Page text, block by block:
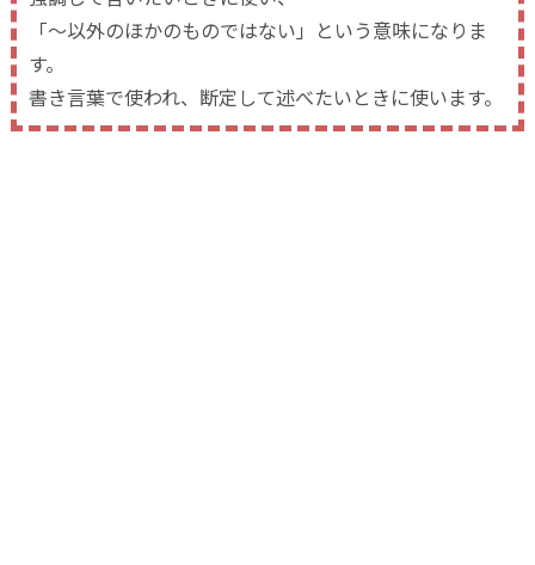
「～以外のほかのものではない」という意味になりま
す。
書き言葉で使われ、断定して述べたいときに使います。